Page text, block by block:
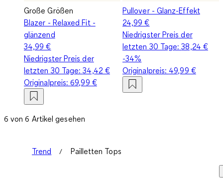
Große Größen
Blazer - Relaxed Fit -
glänzend
34,99 €
Niedrigster Preis der
letzten 30 Tage:34,42 €
Originalpreis:69,99 €
Pullover - Glanz-Effekt
24,99 €
Niedrigster Preis der
letzten 30 Tage:38,24 €
-34%
Originalpreis: 49,99 €
6 von 6 Artikel gesehen
Trend Pailletten Tops